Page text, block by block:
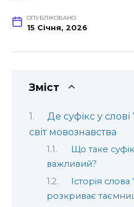
ОПУБЛІКОВАНО
15 Січня, 2026
Зміст
Де суфікс у
світ мовознавства
Що таке
важливий?
Історія слова
розкриває